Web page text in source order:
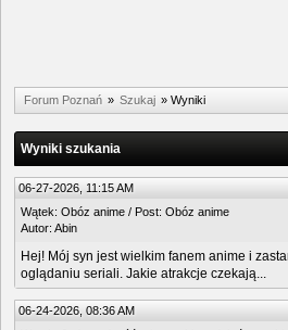
Forum Poznań » Szukaj » Wyniki
Wyniki szukania
06-27-2026, 11:15 AM
Wątek: Obóz anime / Post: Obóz anime
Autor: Abin
Hej! Mój syn jest wielkim fanem anime i
oglądaniu seriali. Jakie atrakcje czekają...
06-24-2026, 08:36 AM